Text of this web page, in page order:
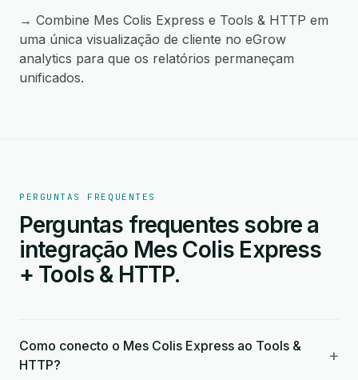
→ Combine Mes Colis Express e Tools & HTTP em
uma única visualização de cliente no eGrow
analytics para que os relatórios permaneçam
unificados.
PERGUNTAS FREQUENTES
Perguntas frequentes sobre a
integração Mes Colis Express
+ Tools & HTTP.
Como conecto o Mes Colis Express ao Tools &
HTTP?
+